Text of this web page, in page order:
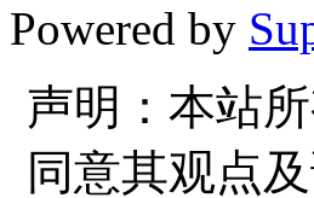
Powered by
声明：本站
同意其观点